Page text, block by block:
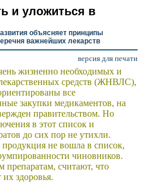
и уложиться в
объясняет принципы
важнейших лекарств
версия для печати
жизненно необходимых и
средств (ЖНВЛС),
все
закупки медикаментов, на
правительством. Но
в этот список и
до сих пор не утихли.
не вошла в список,
чиновников.
считают, что
их здоровья.